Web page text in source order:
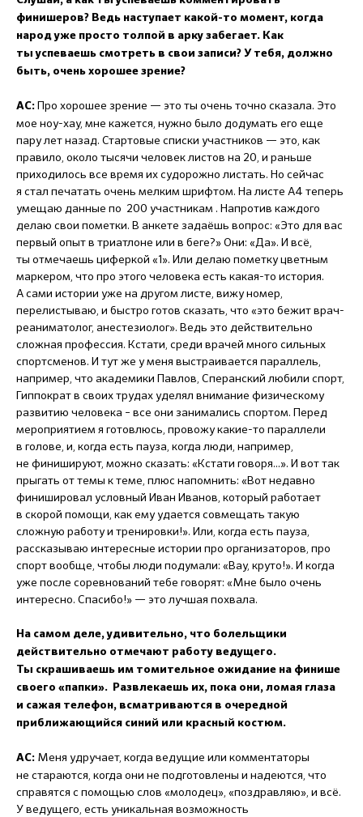
финишеров? Ведь наступает какой-то момент, когда
народ уже просто толпой в арку забегает. Как
ты успеваешь смотреть в свои записи? У тебя, должно
быть, очень хорошее зрение?
АС: Про хорошее зрение — это ты очень точно сказала. Это
мое ноу-хау, мне кажется, нужно было додумать его еще
пару лет назад. Стартовые списки участников — это, как
правило, около тысячи человек листов на 20, и раньше
приходилось все время их судорожно листать. Но сейчас
я стал печатать очень мелким шрифтом. На листе А4 теперь
умещаю данные по 200 участникам . Напротив каждого
делаю свои пометки. В анкете задаёшь вопрос: «Это для вас
первый опыт в триатлоне или в беге?» Они: «Да». И всё,
ты отмечаешь циферкой «1». Или делаю пометку цветным
маркером, что про этого человека есть какая-то история.
А сами истории уже на другом листе, вижу номер,
перелистываю, и быстро готов сказать, что «это бежит врач-
реаниматолог, анестезиолог». Ведь это действительно
сложная профессия. Кстати, среди врачей много сильных
спортсменов. И тут же у меня выстраивается параллель,
например, что академики Павлов, Сперанский любили спорт,
Гиппократ в своих трудах уделял внимание физическому
развитию человека – все они занимались спортом. Перед
мероприятием я готовлюсь, провожу какие-то параллели
в голове, и, когда есть пауза, когда люди, например,
не финишируют, можно сказать: «Кстати говоря...». И вот так
прыгать от темы к теме, плюс напомнить: «Вот недавно
финишировал условный Иван Иванов, который работает
в скорой помощи, как ему удается совмещать такую
сложную работу и тренировки!». Или, когда есть пауза,
рассказываю интересные истории про организаторов, про
спорт вообще, чтобы люди подумали: «Вау, круто!». И когда
уже после соревнований тебе говорят: «Мне было очень
интересно. Спасибо!» — это лучшая похвала.
На самом деле, удивительно, что болельщики
действительно отмечают работу ведущего.
Ты скрашиваешь им томительное ожидание на финише
своего «папки». Развлекаешь их, пока они, ломая глаза
и сажая телефон, всматриваются в очередной
приближающийся синий или красный костюм.
АС: Меня удручает, когда ведущие или комментаторы
не стараются, когда они не подготовлены и надеются, что
справятся с помощью слов «молодец», «поздравляю», и всё.
У ведущего, есть уникальная возможность